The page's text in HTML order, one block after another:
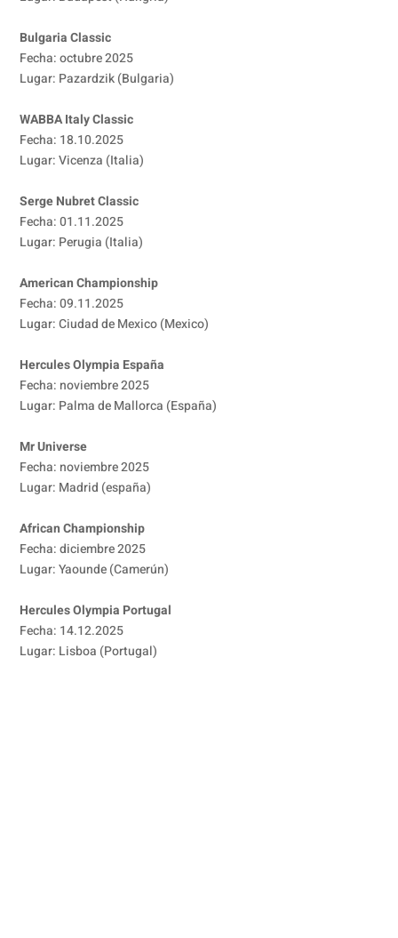
Bulgaria Classic
Fecha: octubre 2025
Lugar: Pazardzik (Bulgaria)
WABBA Italy Classic
Fecha: 18.10.2025
Lugar: Vicenza (Italia)
Serge Nubret Classic
Fecha: 01.11.2025
Lugar: Perugia (Italia)
American Championship
Fecha: 09.11.2025
Lugar: Ciudad de Mexico (Mexico)
Hercules Olympia España
Fecha: noviembre 2025
Lugar: Palma de Mallorca (España)
Mr Universe
Fecha: noviembre 2025
Lugar: Madrid (españa)
African Championship
Fecha: diciembre 2025
Lugar: Yaounde (Camerún)
Hercules Olympia Portugal
Fecha: 14.12.2025
Lugar: Lisboa (Portugal)